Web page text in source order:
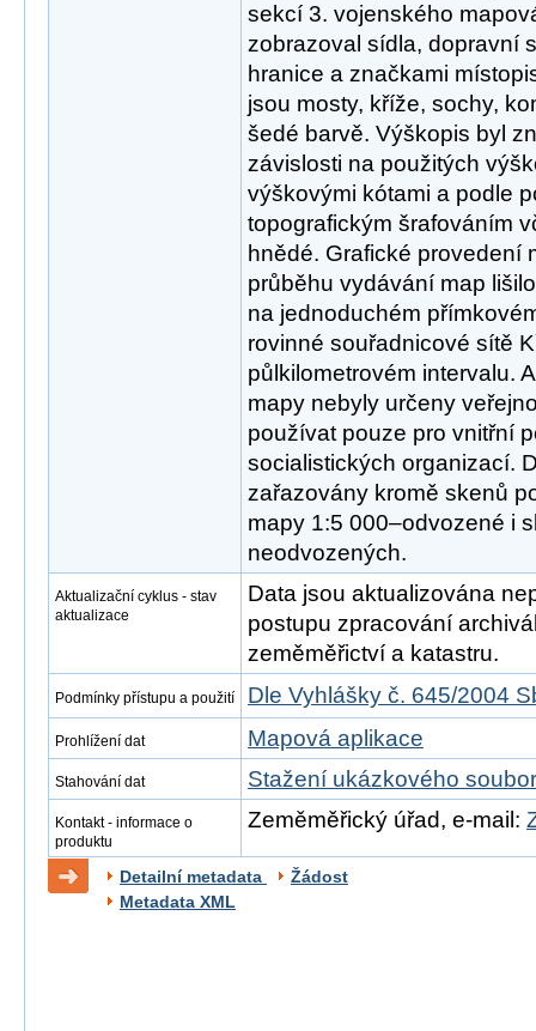
sekcí 3. vojenského
zobrazoval sídla, dopravní
hranice a značkami
jsou mosty, kříže, sochy,
šedé barvě. Výškopis byl
závislosti na použitých
výškovými kótami a podle
topografickým šrafováním
hnědé. Grafické provedení
průběhu vydávání map
na jednoduchém
rovinné souřadnicové sítě
půlkilometrovém intervalu.
mapy nebyly určeny
používat pouze pro vnitřní
socialistických organizací.
zařazovány kromě skenů
mapy 1:5 000–odvozené i
neodvozených.
Aktualizační cyklus - stav
aktualizace
Data jsou aktualizována
postupu zpracování
zeměměřictví a katastru.
Podmínky přístupu a použití Dle Vyhlášky č. 645/2004
Prohlížení dat Mapová aplikace
Stahování dat Stažení ukázkového
Kontakt - informace o
produktu
Zeměměřický úřad, e-mail:
Detailní metadata
Žádost
Metadata XML